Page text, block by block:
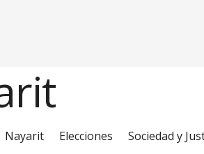
Nayarit Elecciones Sociedad y